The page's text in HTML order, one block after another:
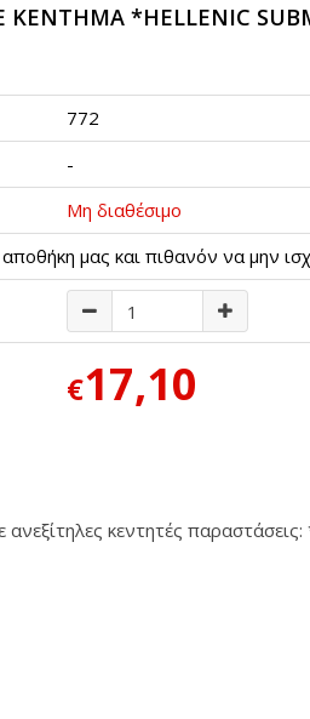
*HELLENIC
772
-
Μη διαθέσιμο
μας και πιθανόν να μην
€17,10
κεντητές